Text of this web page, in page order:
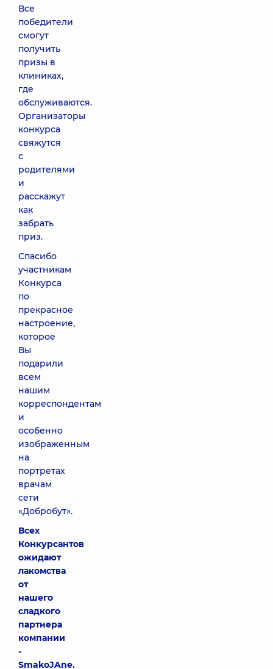
Все
победители
смогут
получить
призы в
клиниках,
где
обслуживаются.
Организаторы
конкурса
свяжутся
с
родителями
и
расскажут
как
забрать
приз.
Спасибо
участникам
Конкурса
по
прекрасное
настроение,
которое
Вы
подарили
всем
нашим
корреспондентам
и
особенно
изображенным
на
портретах
врачам
сети
«Добробут».
Всех
Конкурсантов
ожидают
лакомства
от
нашего
сладкого
партнера
компании
-
SmakoJAne.